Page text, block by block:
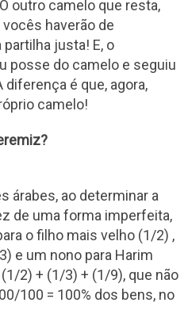
outro camelo que resta,
haverão de
justa! E, o
posse do camelo e seguiu
é que, agora,
camelo!
árabes, ao determinar a
de uma forma imperfeita,
o filho mais velho (1/2) ,
e um nono para Harim
2) + (1/3) + (1/9), que não
100 = 100% dos bens, no